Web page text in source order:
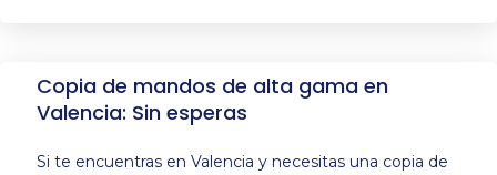
Copia de mandos de alta gama en
Valencia: Sin esperas
Si te encuentras en Valencia y necesitas una copia de